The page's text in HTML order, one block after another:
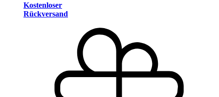
Kostenloser
Rückversand